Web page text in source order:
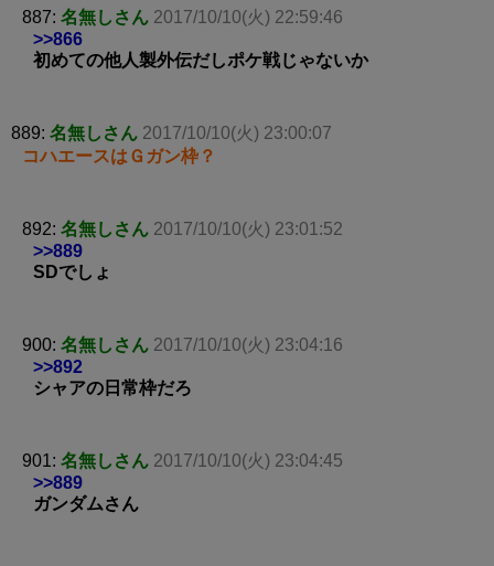
887: 名無しさん 2017/10/10(火) 22:59:46
>>866
初めての他人製外伝だしポケ戦じゃないか
889: 名無しさん 2017/10/10(火) 23:00:07
コハエースはＧガン枠？
892: 名無しさん 2017/10/10(火) 23:01:52
>>889
SDでしょ
900: 名無しさん 2017/10/10(火) 23:04:16
>>892
シャアの日常枠だろ
901: 名無しさん 2017/10/10(火) 23:04:45
>>889
ガンダムさん